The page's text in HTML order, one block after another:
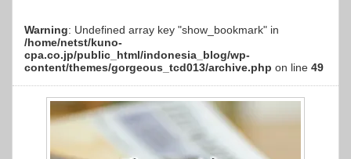
Warning: Undefined array key "show_bookmark" in
/home/netst/kuno-
cpa.co.jp/public_html/indonesia_blog/wp-
content/themes/gorgeous_tcd013/archive.php on line 49